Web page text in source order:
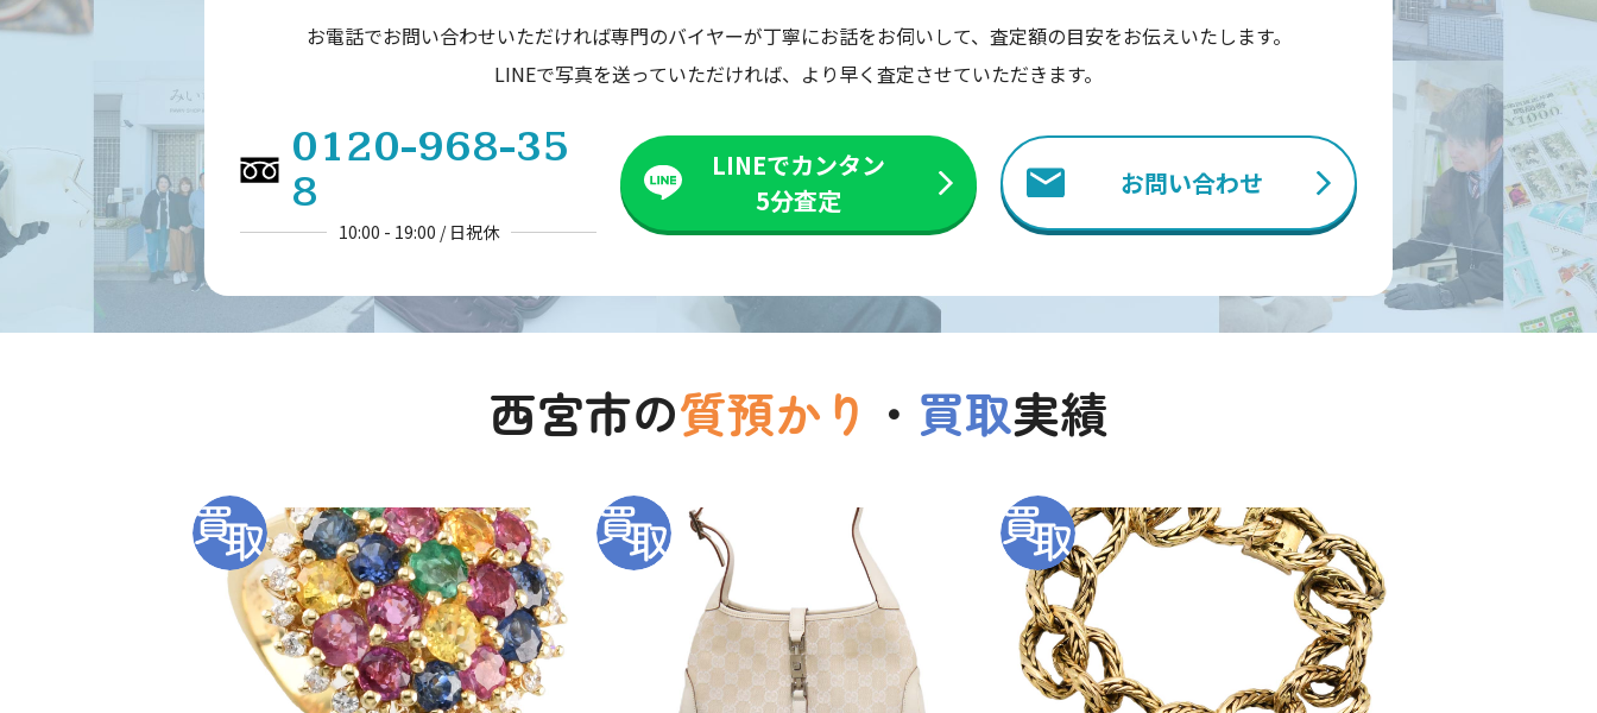
お電話でお問い合わせいただければ専門のバイヤーが丁寧にお話をお伺いして、査定額の目安をお伝えいたします。
LINEで写真を送っていただければ、より早く査定させていただきます。
0120-968-35
8
10:00 - 19:00 / 日祝休
LINEでカンタン
5分査定
お問い合わせ
西宮市の質預かり ・ 買取実績